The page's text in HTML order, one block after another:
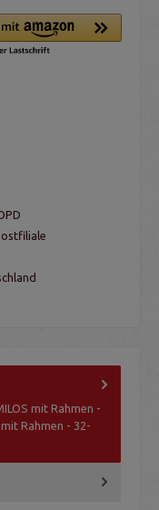
mit Rahmen -
Rahmen - 32-